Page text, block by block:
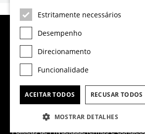
Sobre nós
Serviços
Localidades
Novas construções
Informação sobre os nossos escritórios
Políticas de PrivacidadeTermos e
Estritamente necessários
Desempenho
Direcionamento
Funcionalidade
ACEITAR TODOS RECUSAR TODOS
MOSTRAR DETALHES